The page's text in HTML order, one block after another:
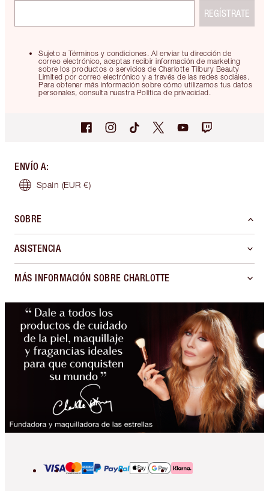
Sujeto a Términos y condiciones. Al enviar tu dirección de
correo electrónico, aceptas recibir información de marketing
sobre los productos o servicios de Charlotte Tilbury Beauty
Limited por correo electrónico y a través de las redes sociales.
Para obtener más información sobre cómo utilizamos tus datos
personales, consulta nuestra Política de privacidad.
REGÍSTRATE
ENVÍO A:
Spain (EUR €)
SOBRE
ASISTENCIA
MÁS INFORMACIÓN SOBRE CHARLOTTE